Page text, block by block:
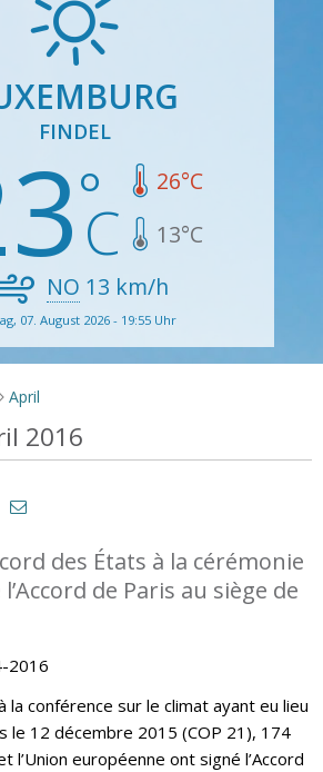
FINDEL
26°C
13°C
NO 13 km/h
07. August 2026 - 19:55 Uhr
> April
2016
des États à la cérémonie
de Paris au siège de
2016
la conférence sur le climat ayant eu lieu
le 12 décembre 2015 (COP 21), 174
l’Union européenne ont signé l’Accord